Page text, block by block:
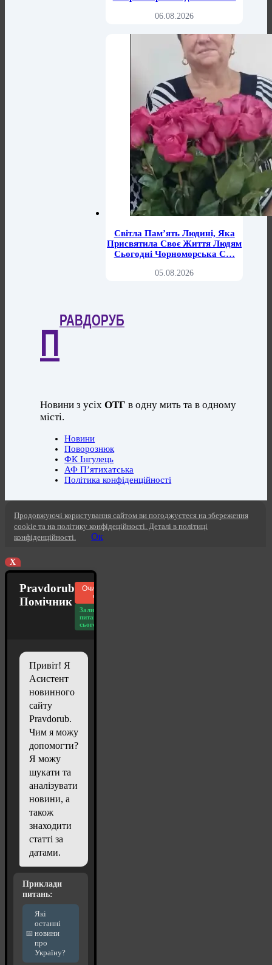
06.08.2026
Світла Пам’ять Людині, Яка
Присвятила Своє Життя Людям
Сьогодні Чорноморська С…
05.08.2026
П
РАВДОРУБ
Новини з усіхОТГ в одну мить та в одному
місті.
Новини
Поворознюк
ФК Інгулець
АФ П’ятихатська
Політика конфіденційності
Продовжуючі користування сайтом ви погоджуєтеся на збереження
cookie та на політику конфідеційності. Деталі в політиці
конфіденційності.
Ок
X
Pravdorub
Помічник
Очистити
чат
Залишилось
питань
сьогодні: 20
Привіт! Я
Асистент
новинного
сайту
Pravdorub.
Чим я можу
допомогти?
Я можу
шукати та
аналізувати
новини, а
також
знаходити
статті за
датами.
Приклади
питань:
Які
останні
новини
про
Україну?